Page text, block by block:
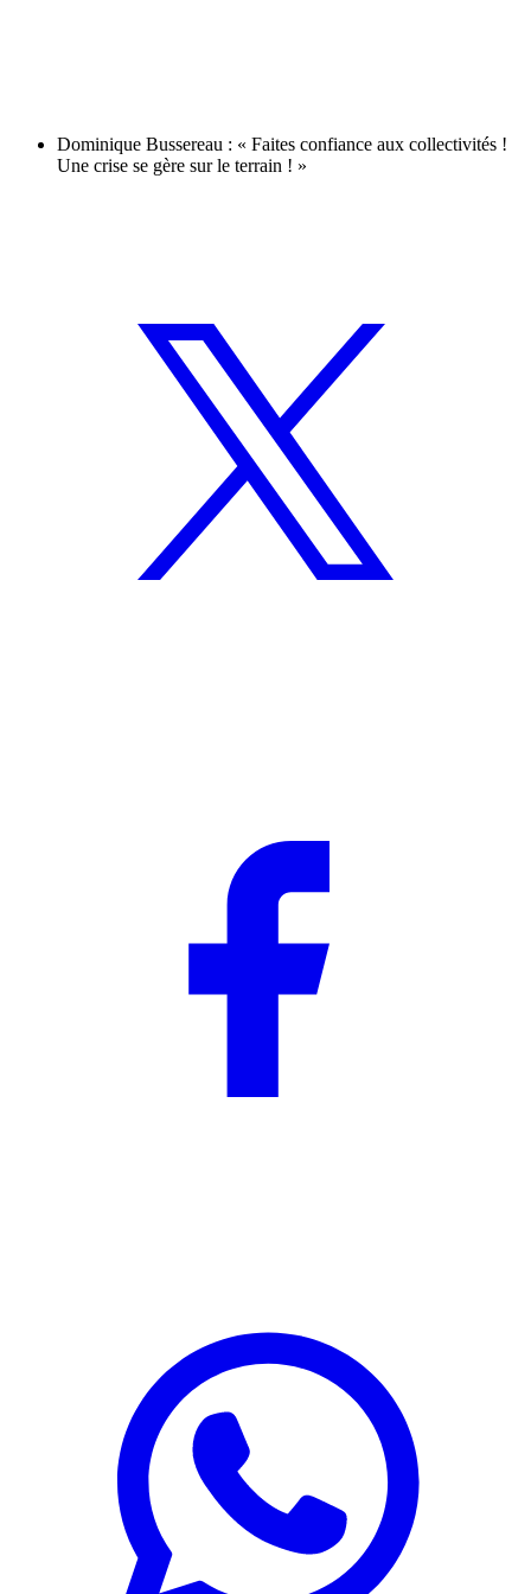
Dominique Bussereau : « Faites confiance aux collectivités !
Une crise se gère sur le terrain ! »